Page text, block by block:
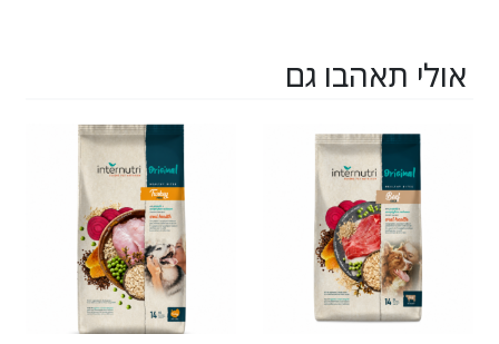
אולי תאהבו גם